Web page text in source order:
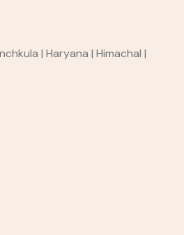
| Haryana | Himachal |